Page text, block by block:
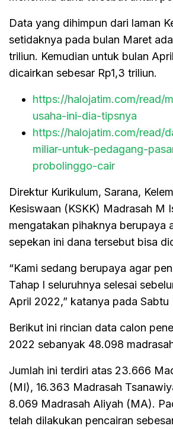
Data yang dihimpun dari laman
setidaknya pada bulan Maret
triliun. Kemudian untuk bulan
dicairkan sebesar Rp1,3 triliun.
https://halojatim.com/read/
usaha-ini-dia-tipsnya
https://halojatim.com/read/
miliar-untuk-pedagang-
probolinggo-cair
Direktur Kurikulum, Sarana,
Kesiswaan (KSKK) Madrasah M
mengatakan pihaknya berupaya
sepekan ini dana tersebut bisa
“Kami sedang berupaya agar
Tahap l seluruhnya selesai
April 2022,” katanya pada Sabtu
Berikut ini rincian data calon
2022 sebanyak 48.098
Jumlah ini terdiri atas 23.666
(MI), 16.363 Madrasah
8.069 Madrasah Aliyah (MA).
telah dilakukan pencairan